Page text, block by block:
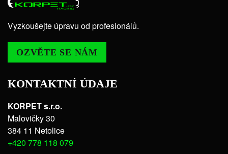
Vyzkoušejte úpravu od profesionálů.
OZVĚTE SE NÁM
KONTAKTNÍ ÚDAJE
KORPET s.r.o.
Malovičky 30
384 11 Netolice
+420 778 118 079